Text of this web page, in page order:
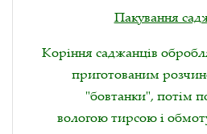
Пакування
Коріння саджанців
приготованим
"бовтанки", потім
вологою тирсою і